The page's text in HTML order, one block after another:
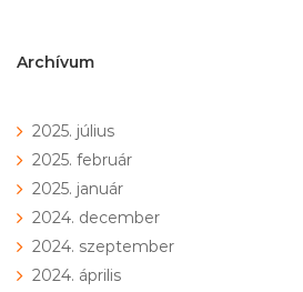
Archívum
2025. július
2025. február
2025. január
2024. december
2024. szeptember
2024. április